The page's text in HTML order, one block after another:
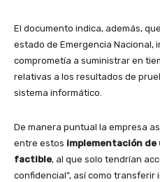
El documento indica, además,
estado de Emergencia Nacional,
comprometía a suministrar en
relativas a los resultados de
sistema informático.
De manera puntual la empresa
entre estos implementación
factible, al que solo tendrían
confidencial”, así como